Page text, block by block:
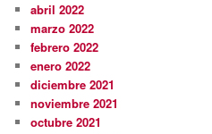
abril 2022
marzo 2022
febrero 2022
enero 2022
diciembre 2021
noviembre 2021
octubre 2021